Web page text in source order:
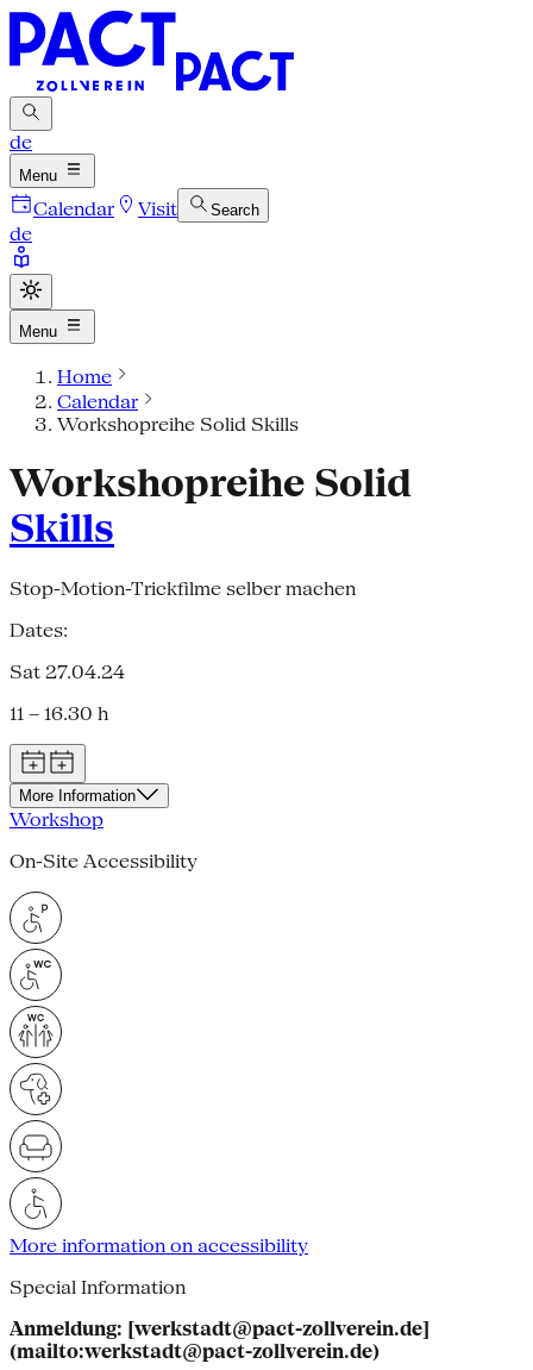
de
Menu
Calendar Visit Search
de
Menu
Home
Calendar
Workshopreihe Solid Skills
Workshopreihe Solid
Skills
Stop-Motion-Trickfilme selber machen
Dates:
Sat 27.04.24
11 – 16.30 h
More Information
Workshop
On-Site Accessibility
More information on accessibility
Special Information
Anmeldung: [werkstadt@pact-zollverein.de]
(mailto:werkstadt@pact-zollverein.de)